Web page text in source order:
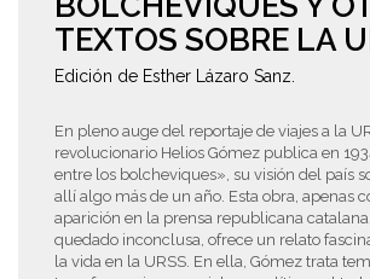
TEXTOS SOBRE LA
Edición de Esther Lázaro Sanz.
En pleno auge del reportaje de viajes a la
revolucionario Helios Gómez publica en
entre los bolcheviques», su visión del país
allí algo más de un año. Esta obra, apenas
aparición en la prensa republicana
quedado inconclusa, ofrece un relato
la vida en la URSS. En ella, Gómez trata